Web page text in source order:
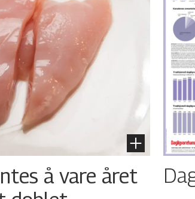
å vare året